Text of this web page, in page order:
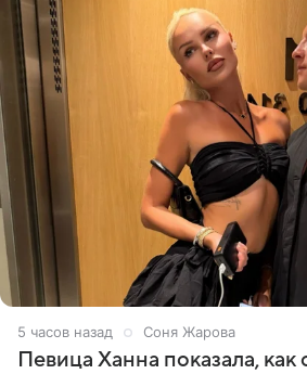
5 часов назад Соня Жарова
Певица Ханна показала, как